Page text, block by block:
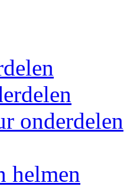
onderdelen
helmen